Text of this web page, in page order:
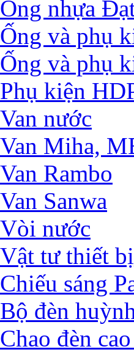
Ống nhựa
Ống và phụ
Ống và phụ
Phụ kiện
Van nước
Van Miha,
Van Rambo
Van Sanwa
Vòi nước
Vật tư thiết
Chiếu sáng
Bộ đèn
Chao đèn